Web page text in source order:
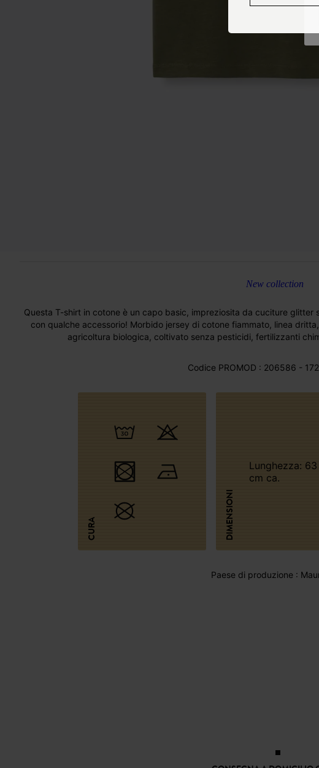
New collection
Questa T-shirt in cotone è un capo basic, impreziosita da cuciture glitter
con qualche accessorio! Morbido jersey di cotone fiammato, linea
agricoltura biologica, coltivato senza pesticidi, fertilizzanti
Codice PROMOD : 206586 -
CURA DIMENSIONI
Lunghezza: 63
cm ca.
Paese di produzione :